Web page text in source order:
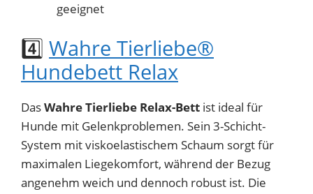
geeignet
4️⃣ Wahre Tierliebe®
Hundebett Relax
DasWahre Tierliebe Relax-Bett ist ideal für
Hunde mit Gelenkproblemen. Sein 3-Schicht-
System mit viskoelastischem Schaum sorgt für
maximalen Liegekomfort, während der Bezug
angenehm weich und dennoch robust ist. Die